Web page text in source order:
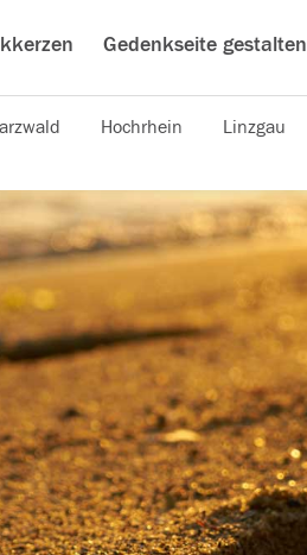
Gedenkseite gestalten
Hochrhein Linzgau